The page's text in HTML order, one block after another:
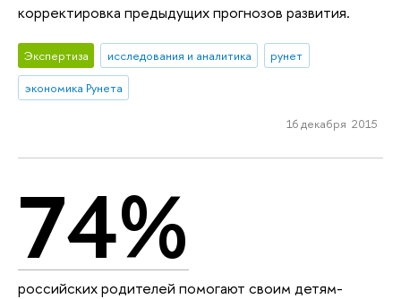
корректировка предыдущих прогнозов развития.
Экспертиза исследования и аналитика
рунет
экономика Рунета
16 декабря 2015
74%
российских родителей помогают своим детям-